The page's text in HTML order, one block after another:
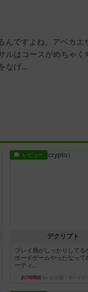
んですよね。アベカエ
ルはコースがめちゃく
なげ...
レビュー
デクリプト
プレイ感がしっかりしてる
ボードゲームやったなって
ーティ...
約7時間前by ヒロ(新！ボードゲ